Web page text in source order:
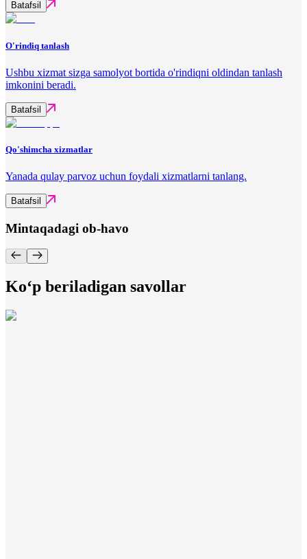
Batafsil
O'rindiq tanlash
Ushbu xizmat sizga samolyot bortida o'rindiqni oldindan tanlash
imkonini beradi.
Batafsil
Qo'shimcha xizmatlar
Yanada qulay parvoz uchun foydali xizmatlarni tanlang.
Batafsil
Mintaqadagi ob-havo
Ko‘p beriladigan savollar